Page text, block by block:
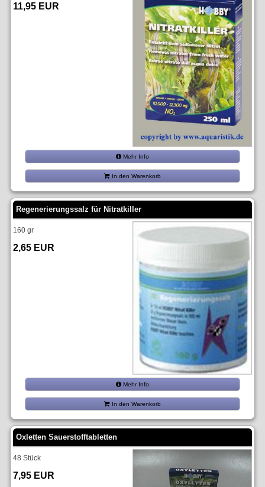
11,95 EUR
Mehr Info
In den Warenkorb
Regenerierungssalz für Nitratkiller
160 gr
2,65 EUR
Mehr Info
In den Warenkorb
Oxletten Sauerstofftabletten
48 Stück
7,95 EUR